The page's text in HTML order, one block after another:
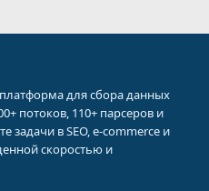
для сбора данных
потоков, 110+ парсеров и
задачи в SEO, e-commerce и
скоростью и